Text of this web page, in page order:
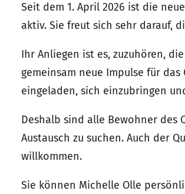
Seit dem 1. April 2026 ist die
aktiv. Sie freut sich sehr darauf,
Ihr Anliegen ist es, zuzuhören,
gemeinsam neue Impulse für
eingeladen, sich einzubringen
Deshalb sind alle Bewohner des
Austausch zu suchen. Auch der
willkommen.
Sie können Michelle Olle